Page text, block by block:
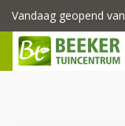
a
Vandaag geopend van